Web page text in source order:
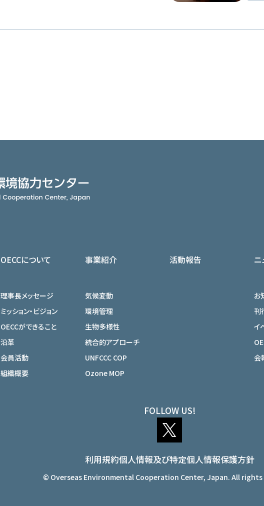
OECCについて
理事長メッセージ
ミッション・ビジョン
OECCができること
沿革
会員活動
組織概要
事業紹介
気候変動
環境管理
生物多様性
統合的アプローチ
UNFCCC COP
Ozone MOP
活動報告 ニ
お
刊
イ
会
FOLLOW US!
利用規約個人情報及び特定個人情報保護方針
© Overseas Environmental Cooperation Center, Japan. All rights